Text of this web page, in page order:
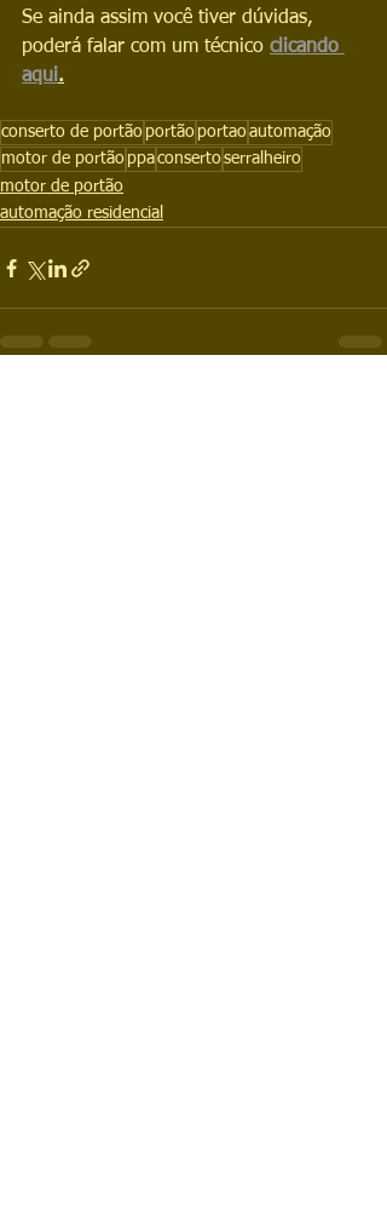
Se ainda assim você tiver dúvidas,
poderá falar com um técnico clicando
aqui.
conserto de portão portão portaoautomação
motor de portão ppaconsertoserralheiro
motor de portão
automação residencial